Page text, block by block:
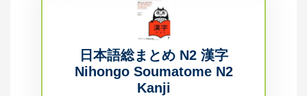
日本語総まとめ N2 漢字
Nihongo Soumatome N2
Kanji